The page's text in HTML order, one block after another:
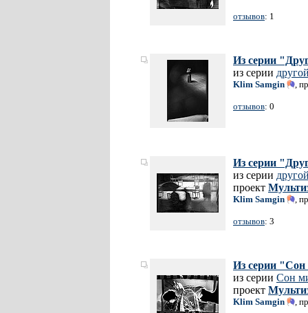
отзывов: 1
Из серии
из серии
Klim Samgin ,
отзывов: 0
Из серии
из серии
проект
Klim Samgin ,
отзывов: 3
Из серии
из серии Сон
проект
Klim Samgin ,